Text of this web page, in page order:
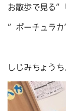
お散歩で見る“
“ポーチュラカ
しじみちょう